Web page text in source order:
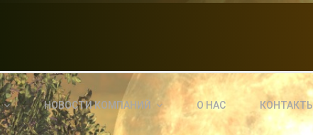
КАК С НАМИ СВЯЗАТЬСЯ
axin.ed@yandex.ru
yrikf40@gmail.com
Eltaro-Vrn.ru
НОВОСТИ КОМПАНИЙ О НАС КОНТАКТЫ